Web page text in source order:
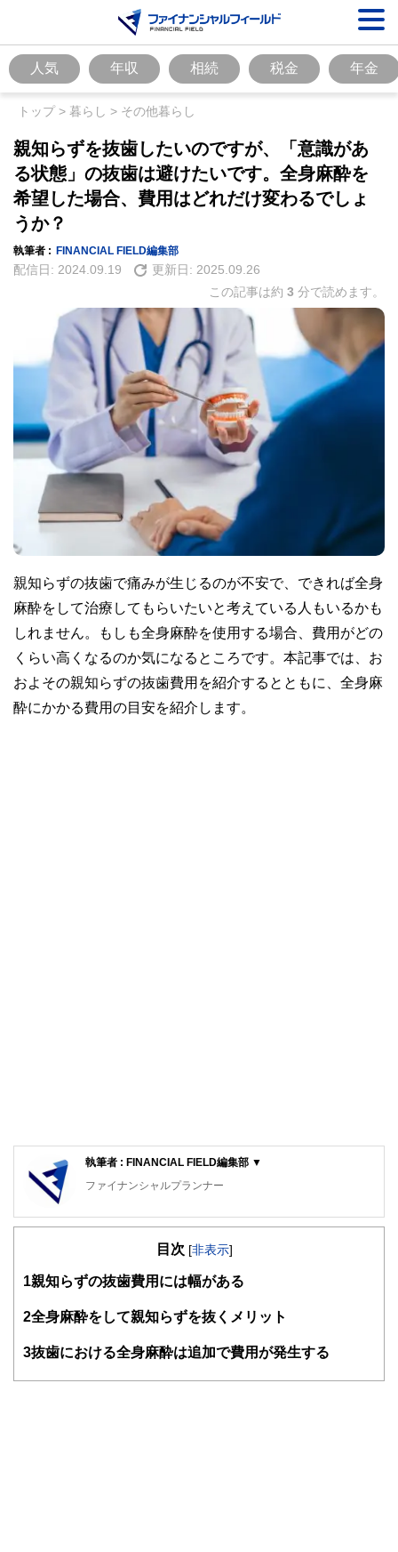
人気 年収 相続 税金 年金
トップ> 暮らし > その他暮らし
親知らずを抜歯したいのですが、「意識があ
る状態」の抜歯は避けたいです。全身麻酔を
希望した場合、費用はどれだけ変わるでしょ
うか？
執筆者 : FINANCIAL FIELD編集部
配信日: 2024.09.19 更新日: 2025.09.26
この記事は約 3 分で読めます。
親知らずの抜歯で痛みが生じるのが不安で、できれば全身
麻酔をして治療してもらいたいと考えている人もいるかも
しれません。もしも全身麻酔を使用する場合、費用がどの
くらい高くなるのか気になるところです。本記事では、お
およその親知らずの抜歯費用を紹介するとともに、全身麻
酔にかかる費用の目安を紹介します。
執筆者 : FINANCIAL FIELD編集部 ▼
ファイナンシャルプランナー
FinancialField編集部は、金融、経済に関する記事を、日々
知識がない方でも理解できるようわかりやすく発信していま
得者を中心に「お金や暮らし」に関する書籍・雑誌の編集経
験者で構成され、企画立案から記事掲載まですべての工程に
目次 [非表示]
1 親知らずの抜歯費用には幅がある
2全身麻酔をして親知らずを抜くメリット
3抜歯における全身麻酔は追加で費用が発生する